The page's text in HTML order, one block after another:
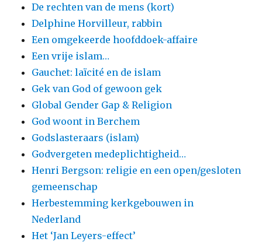
De rechten van de mens (kort)
Delphine Horvilleur, rabbin
Een omgekeerde hoofddoek-affaire
Een vrije islam…
Gauchet: laïcité en de islam
Gek van God of gewoon gek
Global Gender Gap & Religion
God woont in Berchem
Godslasteraars (islam)
Godvergeten medeplichtigheid…
Henri Bergson: religie en een open/gesloten
gemeenschap
Herbestemming kerkgebouwen in
Nederland
Het ‘Jan Leyers-effect’